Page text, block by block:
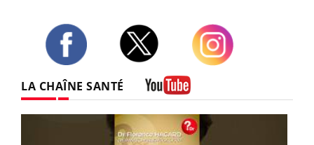
LA CHAÎNE SANTÉ